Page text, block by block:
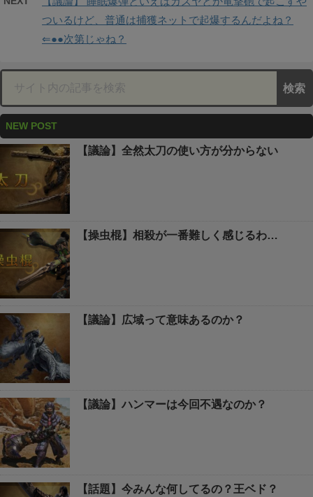
ついるけど、普通は捕獲ネットで起爆するんだよね？
⇐●●次第じゃね？
NEW POST
【議論】全然太刀の使い方が分からない
【操虫棍】相殺が一番難しく感じるわ…
【議論】広域って意味あるのか？
【議論】ハンマーは今回不遇なのか？
【話題】今みんな何してるの？王ベド？